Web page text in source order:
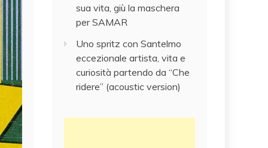
sua vita, giù la maschera
per SAMAR
Uno spritz con Santelmo
eccezionale artista, vita e
curiosità partendo da “Che
ridere” (acoustic version)